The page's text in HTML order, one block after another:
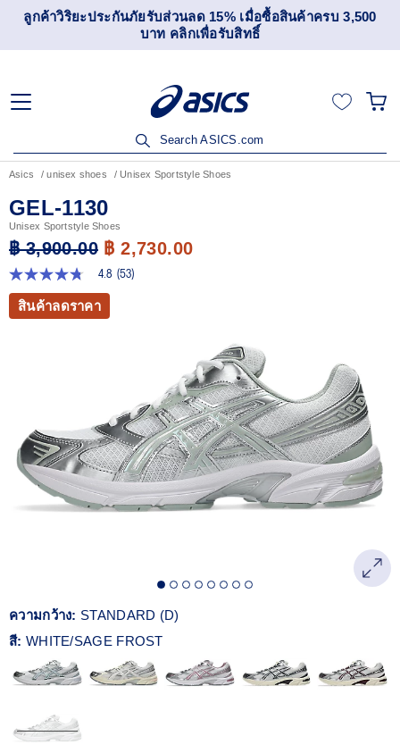
เข้าร่วม OneASICS™ เพื่อสะสมคะแนน และสิทธิพิเศษสำหรับ
สมาชิกเท่านั้น สมัครเลย
Search ASICS.com
Asics unisex shoes Unisex Sportstyle Shoes
GEL-1130
Unisex Sportstyle Shoes
฿ 3,900.00 ฿ 2,730.00
4.8
จาก
ดาว
หน้า
เดียวกัน
4.8 (53)
สินค้าลดราคา
ความกว้าง: STANDARD (D)
สี: WHITE/SAGE FROST